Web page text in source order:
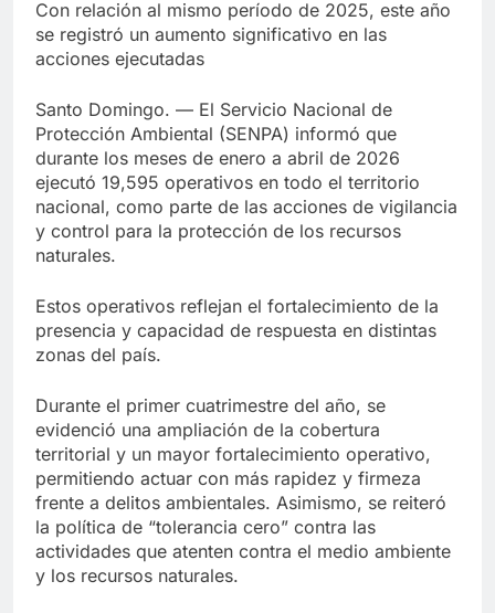
Con relación al mismo período de 2025, este año
se registró un aumento significativo en las
acciones ejecutadas
Santo Domingo. — El Servicio Nacional de
Protección Ambiental (SENPA) informó que
durante los meses de enero a abril de 2026
ejecutó 19,595 operativos en todo el territorio
nacional, como parte de las acciones de vigilancia
y control para la protección de los recursos
naturales.
Estos operativos reflejan el fortalecimiento de la
presencia y capacidad de respuesta en distintas
zonas del país.
Durante el primer cuatrimestre del año, se
evidenció una ampliación de la cobertura
territorial y un mayor fortalecimiento operativo,
permitiendo actuar con más rapidez y firmeza
frente a delitos ambientales. Asimismo, se reiteró
la política de “tolerancia cero” contra las
actividades que atenten contra el medio ambiente
y los recursos naturales.